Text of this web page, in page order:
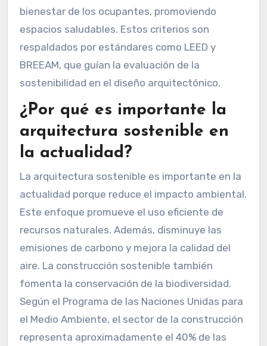
bienestar de los ocupantes, promoviendo
espacios saludables. Estos criterios son
respaldados por estándares como LEED y
BREEAM, que guían la evaluación de la
sostenibilidad en el diseño arquitectónico.
¿Por qué es importante la
arquitectura sostenible en
la actualidad?
La arquitectura sostenible es importante en la
actualidad porque reduce el impacto ambiental.
Este enfoque promueve el uso eficiente de
recursos naturales. Además, disminuye las
emisiones de carbono y mejora la calidad del
aire. La construcción sostenible también
fomenta la conservación de la biodiversidad.
Según el Programa de las Naciones Unidas para
el Medio Ambiente, el sector de la construcción
representa aproximadamente el 40% de las